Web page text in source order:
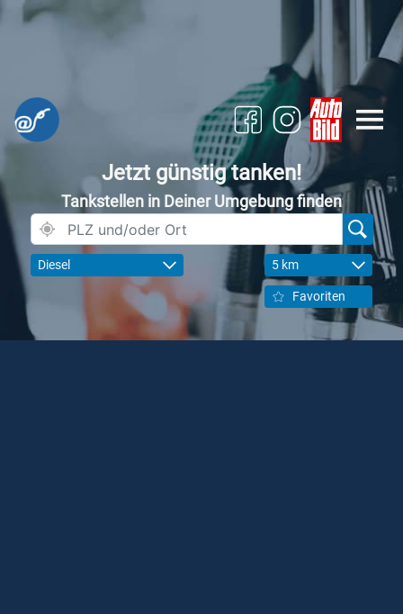
Jetzt günstig tanken!
Tankstellen in Deiner Umgebung finden
Diesel 5 km
Favoriten